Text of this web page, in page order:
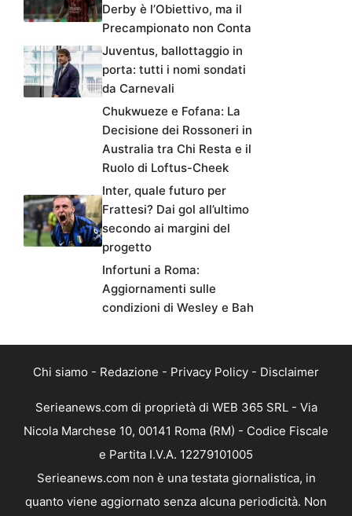
Derby è l’Obiettivo, ma il
Precampionato non Conta
Juventus, ballottaggio in
porta: tutti i nomi sondati
da Carnevali
Chukwueze e Fofana: La
Decisione dei Rossoneri in
Australia tra Chi Resta e il
Ruolo di Loftus-Cheek
Inter, quale futuro per
Frattesi? Dai gol all’ultimo
secondo ai margini del
progetto
Infortuni a Roma:
Aggiornamenti sulle
condizioni di Wesley e Bah
Chi siamo - Redazione - Privacy Policy - Disclaimer
Serieanews.com di proprietà di WEB 365 SRL - Via
Nicola Marchese 10, 00141 Roma (RM) - Codice Fiscale
e Partita I.V.A. 12279101005
Serieanews.com non è una testata giornalistica, in
quanto viene aggiornato senza alcuna periodicità. Non